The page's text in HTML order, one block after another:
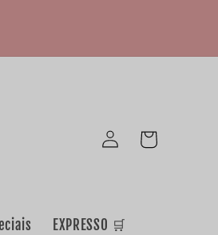
EXPRESSO 🛒
Iniciar
sessão
Carrinho